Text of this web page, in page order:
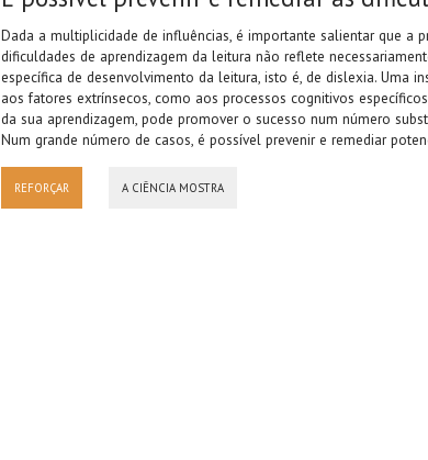
Dada a multiplicidade de influências, é importante salientar que a
dificuldades de aprendizagem da leitura não reflete
específica de desenvolvimento da leitura, isto é, de dislexia. Uma
aos fatores extrínsecos, como aos processos cognitivos
da sua aprendizagem, pode promover o sucesso num número
Num grande número de casos, é possível prevenir e remediar
REFORÇAR A CIÊNCIA MOSTRA